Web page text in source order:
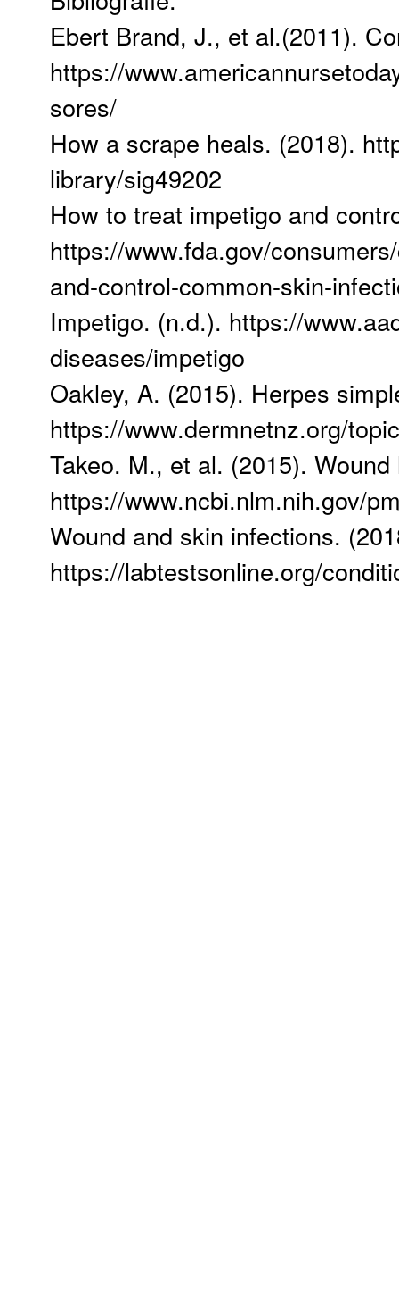
Ebert Brand, J., et al.(2011).
https://
sores/
How a scrape heals. (2018).
library/sig49202
How to treat impetigo and
https://www.fda.gov/
and-control-common-skin-
Impetigo. (n.d.). https://
diseases/impetigo
Oakley, A. (2015). Herpes
https://www.dermnetnz.org/
Takeo. M., et al. (2015).
https://www.ncbi.nlm.nih.gov/
Wound and skin infections.
https://labtestsonline.org/